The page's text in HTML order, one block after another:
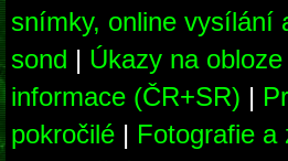
snímky, online vysílání
sond
Úkazy na obloze
informace (ČR+SR)
pokročilé
Fotografie